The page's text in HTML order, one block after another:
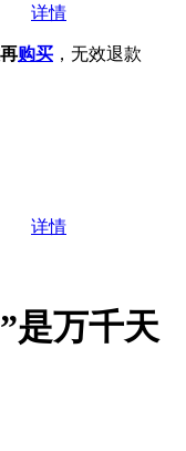
详情
购买 ，无效退款
详情
”是万千天